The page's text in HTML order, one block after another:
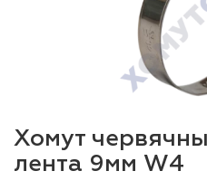
Хомут
лента 9мм W4